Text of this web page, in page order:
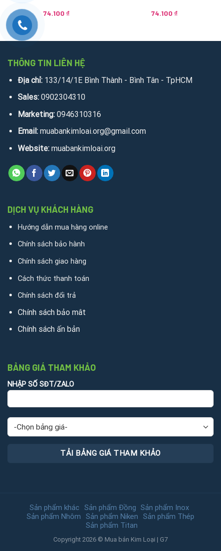
74.100 ₫ 74.100 ₫
THÔNG TIN LIÊN HỆ
Địa chỉ:133/14/1E Bình Thành - Bình Tân - TpHCM
Sales: 0902304310
Marketing: 0946310316
Email: muabankimloai.org@gmail.com
Website: muabankimloai.org
DỊCH VỤ KHÁCH HÀNG
Hướng dẫn mua hàng online
Chính sách bảo hành
Chính sách giao hàng
Cách thức thanh toán
Chính sách đổi trả
Chính sách bảo mât
Chính sách ấn bản
BẢNG GIÁ THAM KHẢO
NHẬP SỐ SĐT/ZALO
Sản phẩm khác Sản phẩm Đồng Sản phẩm Inox
Sản phẩm Nhôm
Sản phẩm Niken
Sản phẩm Thép
Sản phẩm Titan
Copyright 2026 © Mua bán Kim Loại | G7